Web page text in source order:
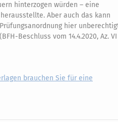
hinterzogen würden – eine
Aber auch das kann
hier
Beschluss vom 14.4.2020, Az. VI
brauchen Sie für eine